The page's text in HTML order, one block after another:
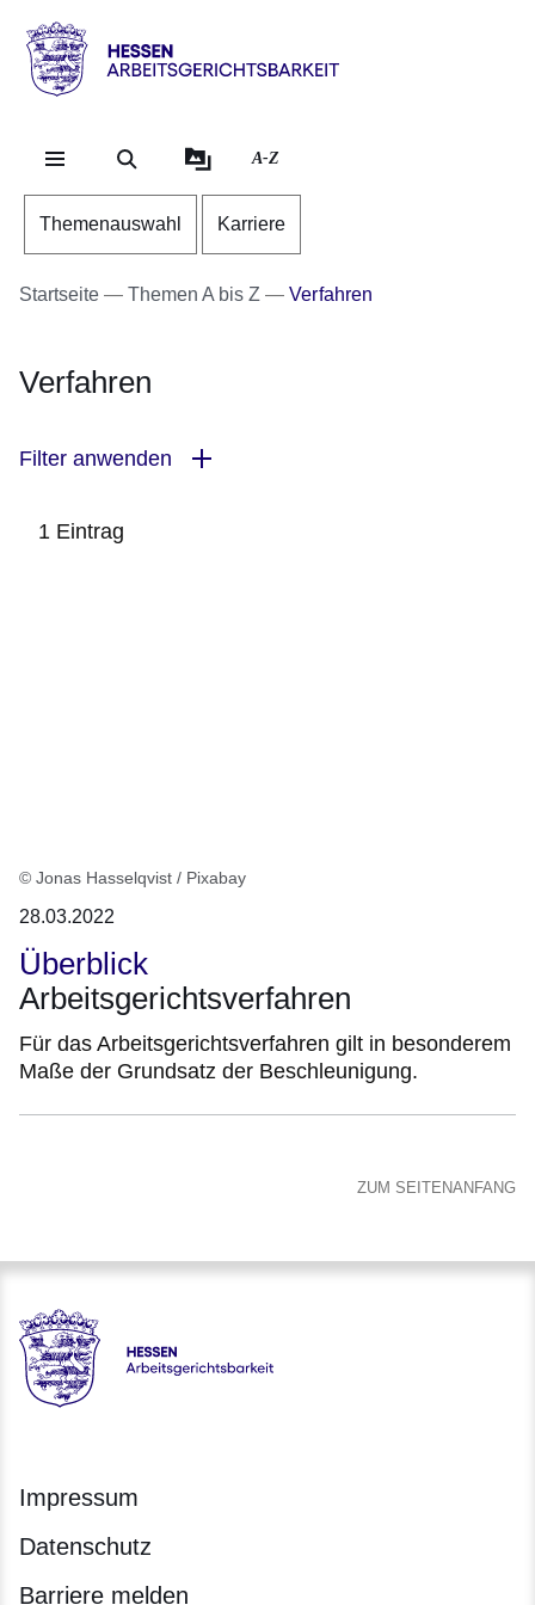
Direkt zum Kopf der
Direkt zum Inhalt
Direkt zum Fuß der
Hessen
ArbeitsgerichtsbarkeitA-Z
Themenauswahl Karriere
Startseite Themen A bis Z Verfahren
Verfahren
Filter anwenden
1 Eintrag
© Jonas Hasselqvist / Pixabay
28.03.2022
Überblick
Arbeitsgerichtsverfahren
Für das Arbeitsgerichtsverfahren gilt in besonderem
Maße der Grundsatz der Beschleunigung.
ZUM SEITENANFANG
Hessen - Arbeitsgerichtsbarkeit Hessen
Impressum
Datenschutz
Barriere melden